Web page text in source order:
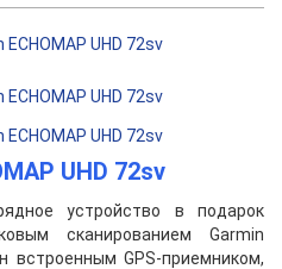
UHD 72sv
устройство в подарок
сканированием Garmin
встроенным GPS-приемником,